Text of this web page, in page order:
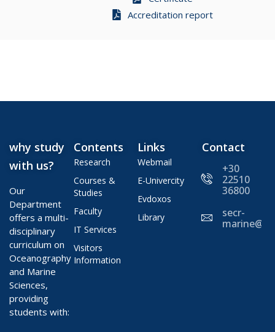
Accreditation report
why study
with us?
Our
Department
offers a multi-
disciplinary
curriculum on
Oceanography
and Marine
Sciences,
providing
students with:
Contents
Research
Courses &
Studies
Faculty
IT Services
Visitors
Information
Links
Webmail
E-Univercity
Evdoxos
Library
Contact
+30
22510
36800
secr-